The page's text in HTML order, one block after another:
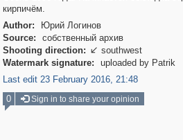
кирпичём.
Author:
Юрий Логинов
Source:
собственный архив
Shooting direction:  southwest
Watermark signature:
uploaded by Patrik
Last edit 23 February 2016, 21:48
0
Sign in to share your opinion